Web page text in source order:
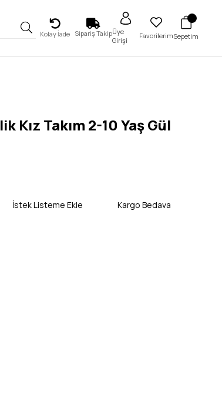
Kolay İade Sipariş TakipÜye
Girişi
FavorilerimSepetim
Kız Takım 2-10 Yaş Gül
İstek Listeme Ekle Kargo Bedava